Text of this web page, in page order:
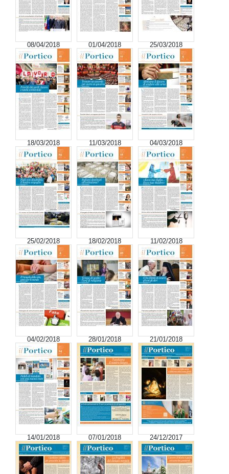
08/04/2018 01/04/2018 25/03/2018
18/03/2018 11/03/2018 04/03/2018
25/02/2018 18/02/2018 11/02/2018
04/02/2018 28/01/2018 21/01/2018
14/01/2018 07/01/2018 24/12/2017